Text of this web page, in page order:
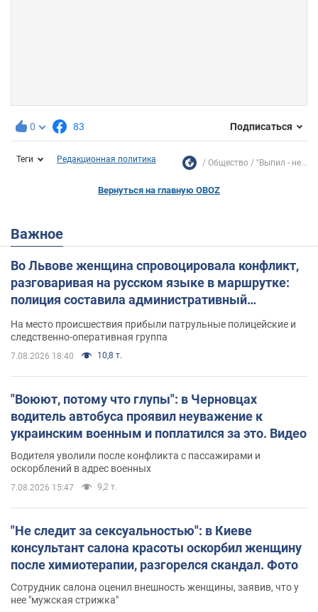
0 83 Подписаться
Теги Редакционная политика Общество "Выпил - не...
Вернуться на главную OBOZ
Важное
Во Львове женщина спровоцировала конфликт,
разговаривая на русском языке в маршрутке:
полиция составила административный
На место происшествия прибыли патрульные полицейские и
следственно-оперативная группа
7.08.2026 18:40 10,8 т.
"Воюют, потому что глупы": в Черновцах
водитель автобуса проявил неуважение к
украинским военным и поплатился за это. Видео
Водителя уволили после конфликта с пассажирами и
оскорблений в адрес военных
7.08.2026 15:47 9,2 т.
"Не следит за сексуальностью": в Киеве
консультант салона красоты оскорбил женщину
после химиотерапии, разгорелся скандал. Фото
Сотрудник салона оценил внешность женщины, заявив, что у
нее "мужская стрижка"